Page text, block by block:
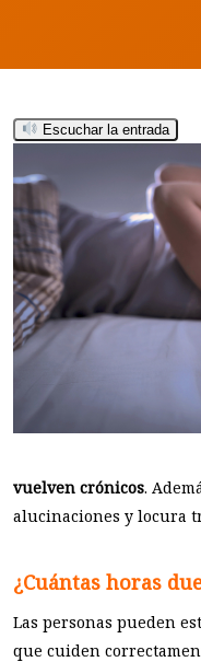
search or ESC to close
Escuchar la entrada
vuelven crónicos.
alucinaciones y locura
¿Cuántas horas
Las personas pueden
que cuiden